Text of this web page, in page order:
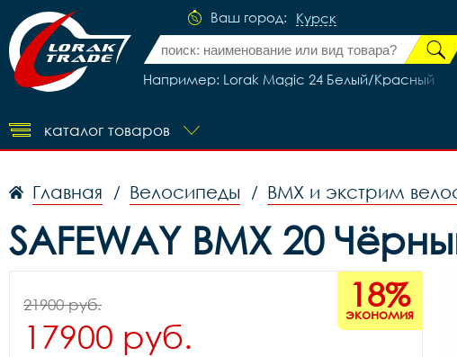
Ваш город: Курск
Например: Lorak Magic 24 Белый/Красный
каталог товаров
Главная / Велосипеды / BMX и экстрим
SAFEWAY BMX 20
18%
экономия
21900 руб.
17900 руб.